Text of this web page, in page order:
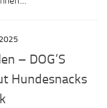
– DOG’S
Hundesnacks